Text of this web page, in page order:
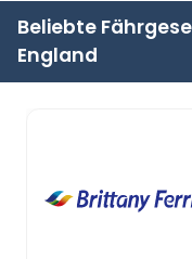
Beliebte
England